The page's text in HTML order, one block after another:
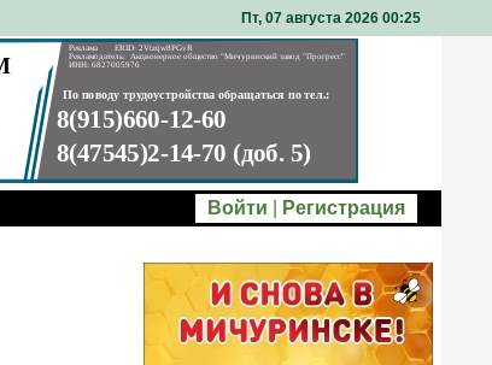
Пт, 07 августа 2026 00 25
Войти Регистрация